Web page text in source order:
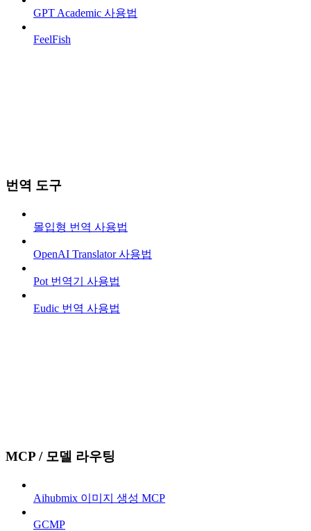
GPT Academic 사용법
FeelFish
번역 도구
몰입형 번역 사용법
OpenAI Translator 사용법
Pot 번역기 사용법
Eudic 번역 사용법
MCP / 모델 라우팅
Aihubmix 이미지 생성 MCP
GCMP